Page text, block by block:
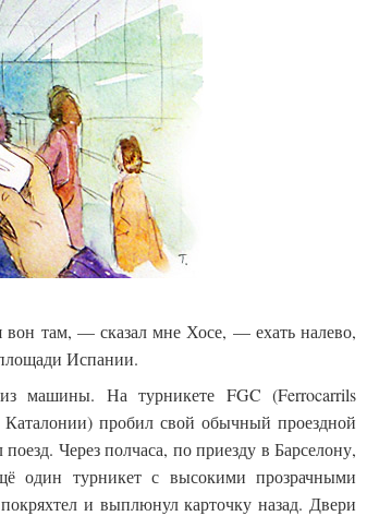
там, — сказал мне Хосе, — ехать налево,
Испании.
машины. На турникете FGC (Ferrocarrils
пробил свой обычный проездной
Через полчаса, по приезду в Барселону,
один турникет с высокими прозрачными
и выплюнул карточку назад. Двери